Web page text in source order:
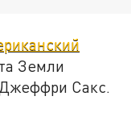
Земли
Джеффри Сакс.